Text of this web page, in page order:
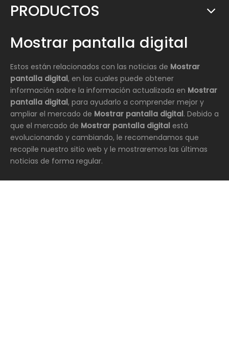
PRODUCTOS
Mostrar pantalla digital
Estos están relacionados con las noticias de Mostrar
pantalla digital, en las cuales puede obtener
información sobre la información actualizada en Mostrar
pantalla digital, para ayudarlo a comprender mejor y
ampliar el mercado de Mostrar pantalla digital. Debido a
que el mercado de Mostrar pantalla digital está
evolucionando y cambiando, le recomendamos que
recopile nuestro sitio web y le mostraremos las últimas
noticias de forma regular.